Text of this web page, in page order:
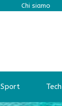
Chi siamo
Sport Tech